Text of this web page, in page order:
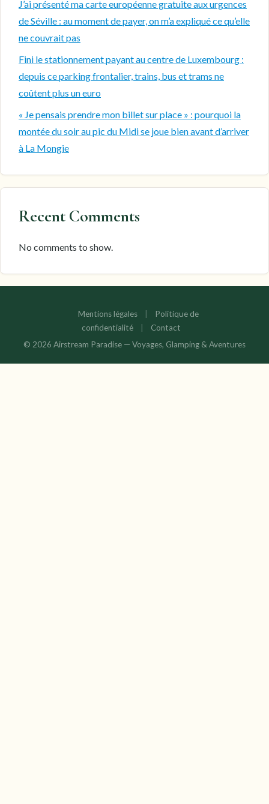
J’ai présenté ma carte européenne gratuite aux urgences
de Séville : au moment de payer, on m’a expliqué ce qu’elle
ne couvrait pas
Fini le stationnement payant au centre de Luxembourg :
depuis ce parking frontalier, trains, bus et trams ne
coûtent plus un euro
« Je pensais prendre mon billet sur place » : pourquoi la
montée du soir au pic du Midi se joue bien avant d’arriver
à La Mongie
Recent Comments
No comments to show.
Mentions légales
Politique de
confidentialité
Contact
© 2026 Airstream Paradise — Voyages, Glamping & Aventures